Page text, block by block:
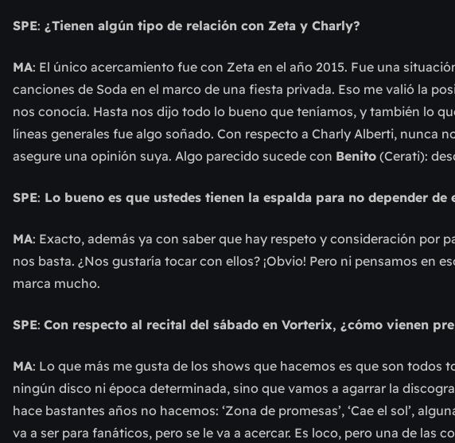
SPE: ¿Tienen algún tipo de relación con Zeta y Charly?
MA: El único acercamiento fue con Zeta en el año 2015. Fue una
canciones de Soda en el marco de una fiesta privada. Eso me valió la
nos conocía. Hasta nos dijo todo lo bueno que teníamos, y también lo
líneas generales fue algo soñado. Con respecto a Charly Alberti, nunca
asegure una opinión suya. Algo parecido sucede con Benito (Cerati):
SPE: Lo bueno es que ustedes tienen la espalda para no depender de
MA: Exacto, además ya con saber que hay respeto y consideración por
nos basta. ¿Nos gustaría tocar con ellos? ¡Obvio! Pero ni pensamos en
marca mucho.
SPE: Con respecto al recital del sábado en Vorterix, ¿cómo vienen
MA: Lo que más me gusta de los shows que hacemos es que son todos
ningún disco ni época determinada, sino que vamos a agarrar la
hace bastantes años no hacemos: ‘Zona de promesas’, ‘Cae el sol’,
va a ser para fanáticos, pero se le va a acercar. Es loco, pero una de las